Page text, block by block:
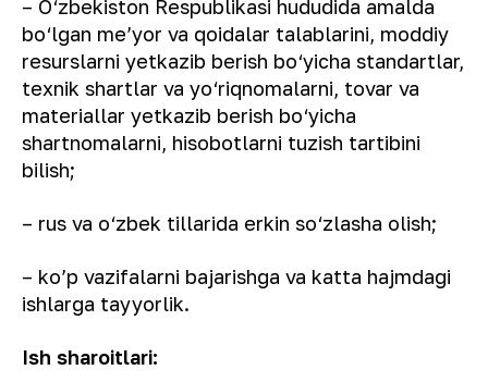
– O‘zbekiston Respublikasi hududida amalda
bo‘lgan me’yor va qoidalar talablarini, moddiy
resurslarni yetkazib berish bo‘yicha standartlar,
texnik shartlar va yo‘riqnomalarni, tovar va
materiallar yetkazib berish bo‘yicha
shartnomalarni, hisobotlarni tuzish tartibini
bilish;
– rus va o‘zbek tillarida erkin so‘zlasha olish;
– ko’p vazifalarni bajarishga va katta hajmdagi
ishlarga tayyorlik.
Ish sharoitlari: